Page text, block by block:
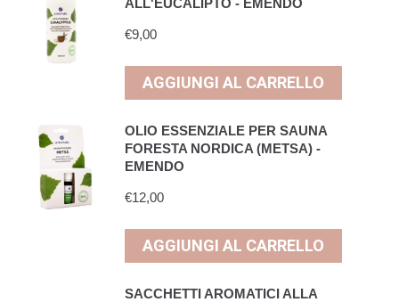
€9,00
AGGIUNGI AL CARRELLO
OLIO ESSENZIALE PER SAUNA
FORESTA NORDICA (METSA) -
EMENDO
€12,00
AGGIUNGI AL CARRELLO
SACCHETTI AROMATICI ALLA